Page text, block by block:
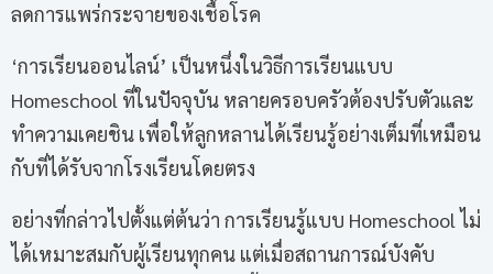
ลดการแพร่กระจายของเชื้อโรค
‘การเรียนออนไลน์’ เป็นหนึ่งในวิธีการเรียนแบบ
Homeschool ที่ในปัจจุบัน หลายครอบครัวต้องปรับตัวและ
ทำความเคยชิน เพื่อให้ลูกหลานได้เรียนรู้อย่างเต็มที่เหมือน
กับที่ได้รับจากโรงเรียนโดยตรง
อย่างที่กล่าวไปตั้งแต่ต้นว่า การเรียนรู้แบบ Homeschool ไม่
ได้เหมาะสมกับผู้เรียนทุกคน แต่เมื่อสถานการณ์บังคับ